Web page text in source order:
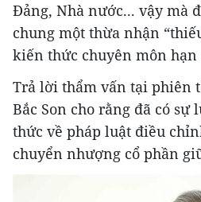
Đảng, Nhà nước... vậy mà
chung một thừa nhận
kiến thức chuyên môn hạn
Trả lời thẩm vấn tại phiên
Bắc Son cho rằng đã có
thức về pháp luật điều
chuyển nhượng cổ phần